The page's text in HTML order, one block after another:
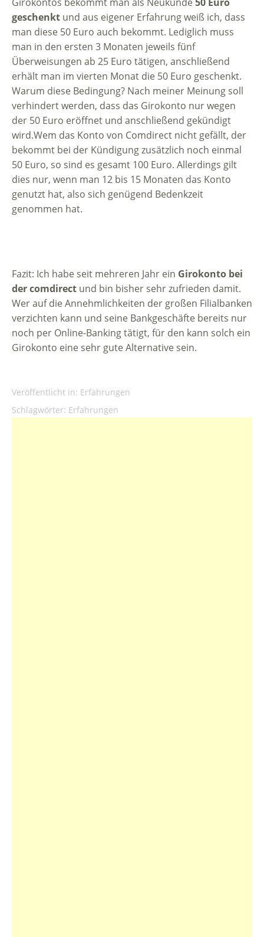
geschenkt und aus eigener Erfahrung weiß ich, dass
man diese 50 Euro auch bekommt. Lediglich muss
man in den ersten 3 Monaten jeweils fünf
Überweisungen ab 25 Euro tätigen, anschließend
erhält man im vierten Monat die 50 Euro geschenkt.
Warum diese Bedingung? Nach meiner Meinung soll
verhindert werden, dass das Girokonto nur wegen
der 50 Euro eröffnet und anschließend gekündigt
wird.Wem das Konto von Comdirect nicht gefällt, der
bekommt bei der Kündigung zusätzlich noch einmal
50 Euro, so sind es gesamt 100 Euro. Allerdings gilt
dies nur, wenn man 12 bis 15 Monaten das Konto
genutzt hat, also sich genügend Bedenkzeit
genommen hat.
Fazit: Ich habe seit mehreren Jahr ein Girokonto bei
der comdirect und bin bisher sehr zufrieden damit.
Wer auf die Annehmlichkeiten der großen Filialbanken
verzichten kann und seine Bankgeschäfte bereits nur
noch per Online-Banking tätigt, für den kann solch ein
Girokonto eine sehr gute Alternative sein.
Veröffentlicht in: Erfahrungen
Schlagwörter: Erfahrungen